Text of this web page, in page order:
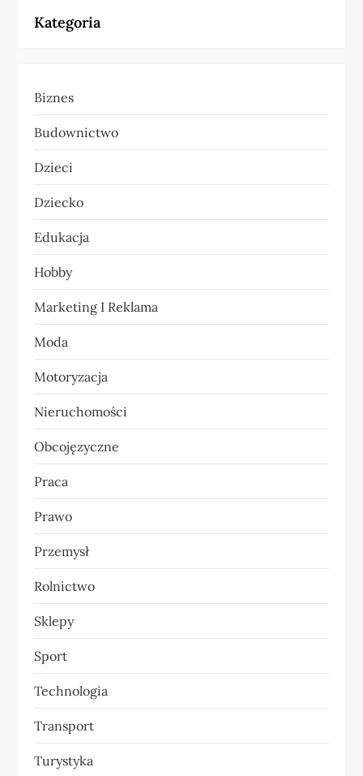
g
c
j
a
w
p
i
s
u
Kategoria
Biznes
Budownictwo
Dzieci
Dziecko
Edukacja
Hobby
Marketing I Reklama
Moda
Motoryzacja
Nieruchomości
Obcojęzyczne
Praca
Prawo
Przemysł
Rolnictwo
Sklepy
Sport
Technologia
Transport
Turystyka